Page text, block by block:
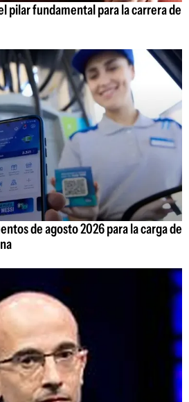
pilar fundamental para la carrera de
de agosto 2026 para la carga de